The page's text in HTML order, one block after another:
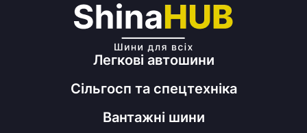
Легкові автошини
Сільгосп та спецтехніка
Вантажні шини